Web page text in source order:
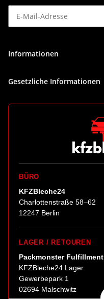
Informationen
Gesetzliche Informationen
BÜRO
KFZBleche24
Charlottenstraße 58–62
12247 Berlin
LAGER / RETOUREN
Packmonster Fulfillment
KFZBleche24 Lager
Gewerbepark 1
02694 Malschwitz